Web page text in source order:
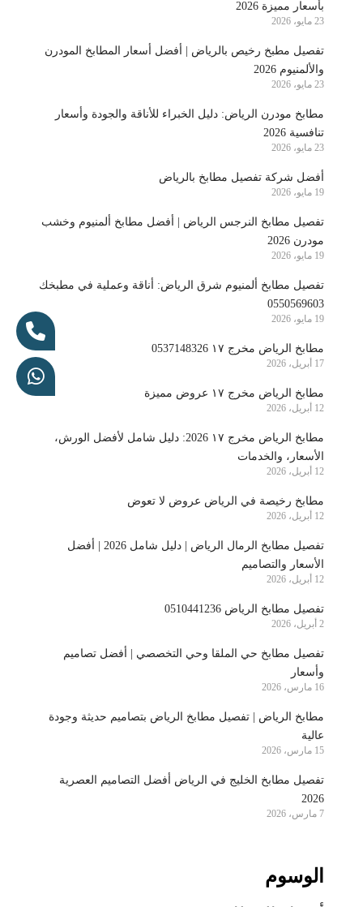
بأسعار مميزة 2026
23 مايو، 2026
تفصيل مطبخ رخيص بالرياض | أفضل أسعار المطابخ المودرن
والألمنيوم 2026
23 مايو، 2026
مطابخ مودرن الرياض: دليل الخبراء للأناقة والجودة وأسعار
تنافسية 2026
23 مايو، 2026
أفضل شركة تفصيل مطابخ بالرياض
19 مايو، 2026
تفصيل مطابخ النرجس الرياض | أفضل مطابخ ألمنيوم وخشب
مودرن 2026
19 مايو، 2026
تفصيل مطابخ ألمنيوم شرق الرياض: أناقة وعملية في مطبخك
0550569603
19 مايو، 2026
مطابخ الرياض مخرج ١٧ 0537148326
17 أبريل، 2026
مطابخ الرياض مخرج ١٧ عروض مميزة
12 أبريل، 2026
مطابخ الرياض مخرج ١٧ 2026: دليل شامل لأفضل الورش،
الأسعار، والخدمات
12 أبريل، 2026
مطابخ رخيصة في الرياض عروض لا تعوض
12 أبريل، 2026
تفصيل مطابخ الرمال الرياض | دليل شامل 2026 | أفضل
الأسعار والتصاميم
12 أبريل، 2026
تفصيل مطابخ الرياض 0510441236
2 أبريل، 2026
تفصيل مطابخ حي الملقا وحي التخصصي | أفضل تصاميم
وأسعار
16 مارس، 2026
مطابخ الرياض | تفصيل مطابخ الرياض بتصاميم حديثة وجودة
عالية
15 مارس، 2026
تفصيل مطابخ الخليج في الرياض أفضل التصاميم العصرية
2026
7 مارس، 2026
الوسوم